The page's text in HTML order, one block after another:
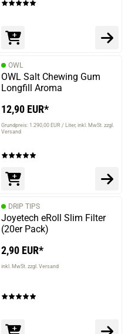
OWL
OWL Salt Chewing Gum
Longfill Aroma
12,90 EUR*
Grundpreis: 1.290,00 EUR / Liter inkl. MwSt. zzgl.
Versand
DRIP TIPS
Joyetech eRoll Slim Filter
(20er Pack)
2,90 EUR*
inkl. MwSt. zzgl. Versand